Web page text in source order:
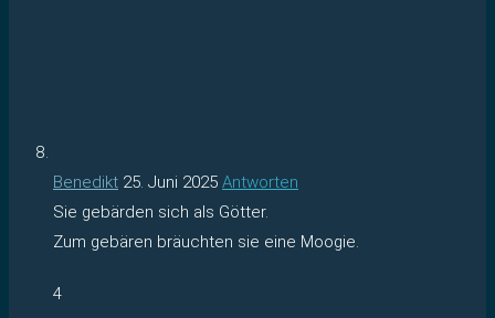
Benedikt 25. Juni 2025 Antworten
Sie gebärden sich als Götter.
Zum gebären bräuchten sie eine Moogie.
4